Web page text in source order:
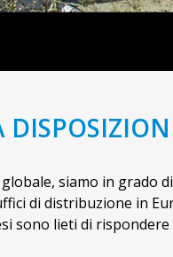
siamo in grado
di distribuzione in
sono lieti di